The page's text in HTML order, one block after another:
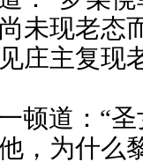
未现老态
庄主复现
顿道：“
，为什么